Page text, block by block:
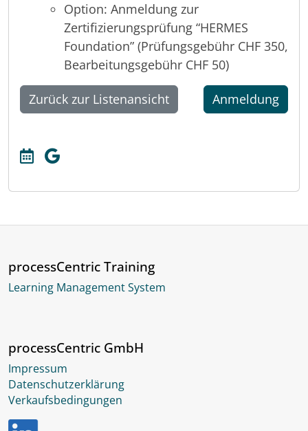
Option: Anmeldung zur
Zertifizierungsprüfung “HERMES
Foundation” (Prüfungsgebühr CHF 350,
Bearbeitungsgebühr CHF 50)
Zurück zur Listenansicht Anmeldung
processCentric Training
Learning Management System
processCentric GmbH
Impressum
Datenschutzerklärung
Verkaufsbedingungen